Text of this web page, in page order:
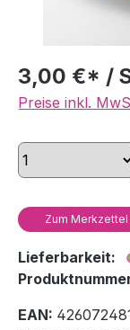
3,00 €* /
Preise inkl.
Zum
Lieferbarkeit:
EAN: